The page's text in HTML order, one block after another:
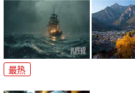
最热